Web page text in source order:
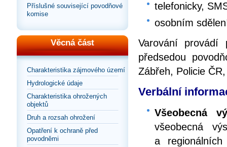
Příslušné související povodňové
komise
Věcná část
Charakteristika zájmového území
Hydrologické údaje
Charakteristika ohrožených
objektů
Druh a rozsah ohrožení
Opatření k ochraně před
povodněmi
telefonicky,
osobním
Varování provádí
předsedou
Zábřeh, Policie
Verbální
Všeobecná
všeobecná
a regionálních